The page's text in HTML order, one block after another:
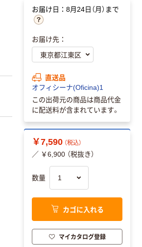
お届け日：8月24日（月）まで
お届け先：
直送品
オフィシーナ(Oficina)1
この出荷元の商品は商品代金
に配送料が含まれています。
￥7,590 （税込）
／ ￥6,900 （税抜き）
数量
カゴに入れる
マイカタログ登録